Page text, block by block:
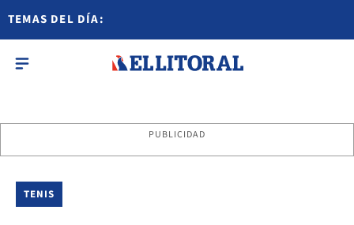
TEMAS DEL DÍA:
PUBLICIDAD
TENIS